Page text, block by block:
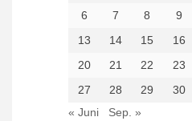
6
7 8 9
13
14 15 16
20
21 22 23
27
28 29 30
« Juni
Sep. »